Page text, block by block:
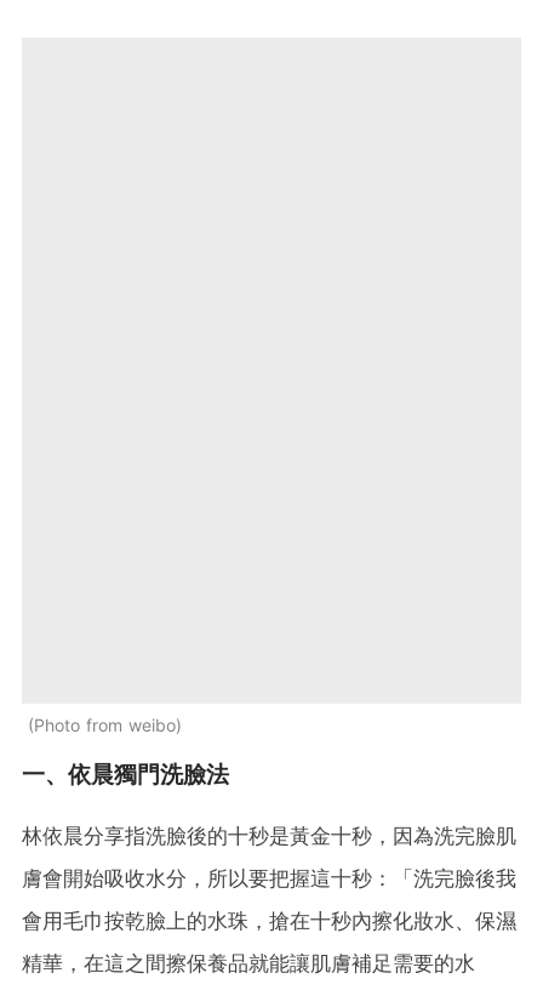
Photo from weibo
一、依晨獨門洗臉法
林依晨分享指洗臉後的十秒是黃金十秒，因為洗完臉肌
膚會開始吸收水分，所以要把握這十秒：「洗完臉後我
會用毛巾按乾臉上的水珠，搶在十秒內擦化妝水、保濕
精華，在這之間擦保養品就能讓肌膚補足需要的水